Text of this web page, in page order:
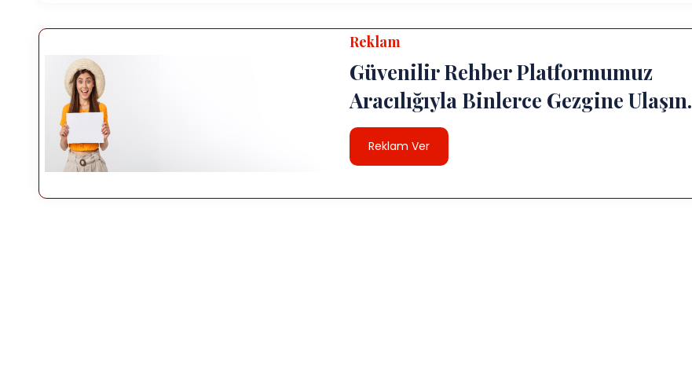
Reklam
Güvenilir Rehber Platformumuz
Aracılığıyla Binlerce Gezgine Ulaşın.
Reklam Ver